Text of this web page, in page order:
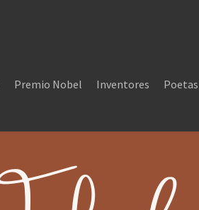
Premio Nobel Inventores Poetas